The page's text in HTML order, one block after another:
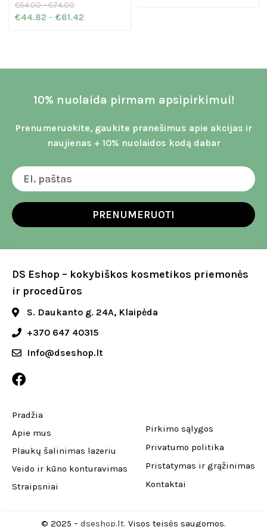
€54.00 – €74.00
€44.82 – €61.42
10% nuolaida pirmam apsipirkimui!
Prenumeruokite, gaukite pranešimus apie akcijas ir
naujienas + 10% nuolaidos kodą dabar
PRENUMERUOTI
DS Eshop – kokybiškos kosmetikos priemonės
ir procedūros
S. Daukanto g. 24A, Klaipėda
+370 647 40315
Info@dseshop.lt
Pradžia
Apie mus
Plaukų šalinimas lazeriu
Veido ir kūno konturavimas
Straipsniai
Pirkimo sąlygos
Privatumo politika
Pristatymas ir grąžinimas
Kontaktai
© 2025 – dseshop.lt. Visos teisės saugomos.